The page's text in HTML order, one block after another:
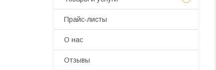
Прайс-листы
О нас
Отзывы